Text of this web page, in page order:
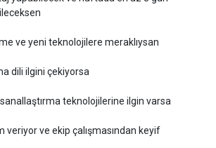
ve yeni teknolojilere meraklıysan
dili ilgini çekiyorsa
teknolojilerine ilgin varsa
veriyor ve ekip çalışmasından keyif